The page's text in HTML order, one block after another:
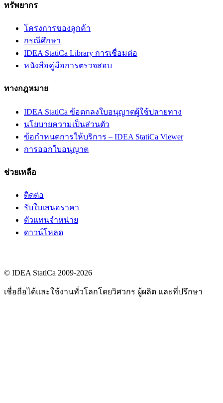
ทรัพยากร
โครงการของลูกค้า
กรณีศึกษา
IDEA StatiCa Library การเชื่อมต่อ
หนังสือคู่มือการตรวจสอบ
ทางกฎหมาย
IDEA StatiCa ข้อตกลงใบอนุญาตผู้ใช้ปลายทาง
นโยบายความเป็นส่วนตัว
ข้อกำหนดการให้บริการ – IDEA StatiCa Viewer
การออกใบอนุญาต
ช่วยเหลือ
ติดต่อ
รับใบเสนอราคา
ตัวแทนจำหน่าย
ดาวน์โหลด
© IDEA StatiCa 2009-2026
เชื่อถือได้และใช้งานทั่วโลกโดยวิศวกร ผู้ผลิต และที่ปรึกษา